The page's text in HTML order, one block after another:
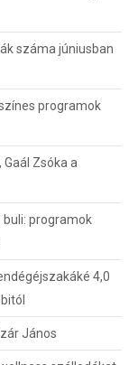
száma júniusban
programok
Zsóka a
programok
4,0
János